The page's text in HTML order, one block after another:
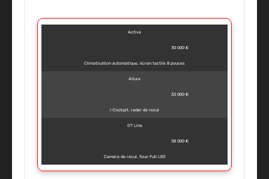
Active
30 000 €
Climatisation automatique, écran tactile 8 pouces
Allure
33 000 €
i-Cockpit, radar de recul
GT Line
38 000 €
Caméra de recul, feux Full LED